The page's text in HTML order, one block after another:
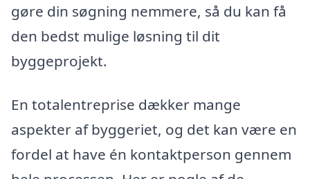
gøre din søgning nemmere, så du kan få
den bedst mulige løsning til dit
byggeprojekt.
En totalentreprise dækker mange
aspekter af byggeriet, og det kan være en
fordel at have én kontaktperson gennem